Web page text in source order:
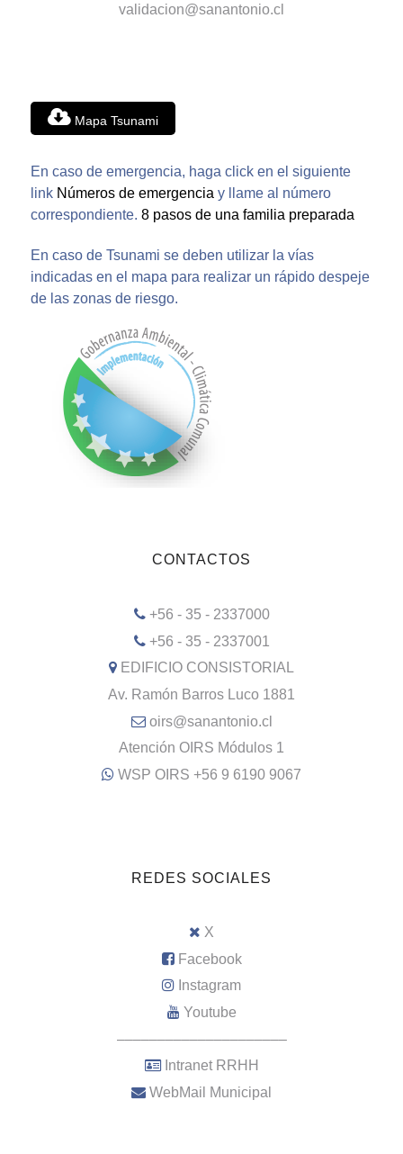
validacion@sanantonio.cl
Mapa Tsunami
En caso de emergencia, haga click en el siguiente
link Números de emergencia y llame al número
correspondiente. 8 pasos de una familia preparada
En caso de Tsunami se deben utilizar la vías
indicadas en el mapa para realizar un rápido despeje
de las zonas de riesgo.
CONTACTOS
+56 - 35 - 2337000
+56 - 35 - 2337001
EDIFICIO CONSISTORIAL
Av. Ramón Barros Luco 1881
oirs@sanantonio.cl
Atención OIRS Módulos 1
WSP OIRS +56 9 6190 9067
REDES SOCIALES
X
Facebook
Instagram
Youtube
–––––––––––––––––––––
Intranet RRHH
WebMail Municipal